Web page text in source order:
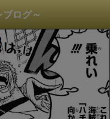
ログ～